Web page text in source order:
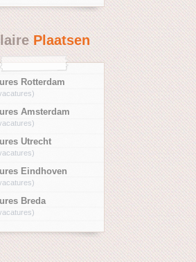
Plaatsen
Rotterdam
Amsterdam
Utrecht
Eindhoven
Breda